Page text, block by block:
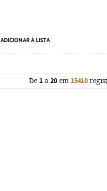
ADICIONAR À LISTA
De 1 a 20 em 15410